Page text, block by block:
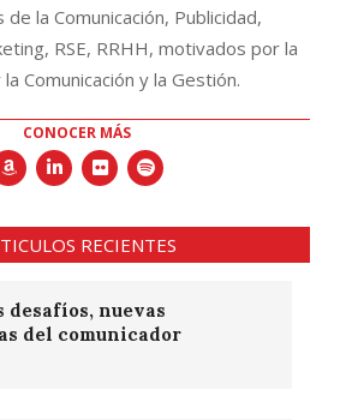
la Comunicación, Publicidad,
RSE, RRHH, motivados por la
Comunicación y la Gestión.
CONOCER MÁS
RECIENTES
desafíos, nuevas
del comunicador